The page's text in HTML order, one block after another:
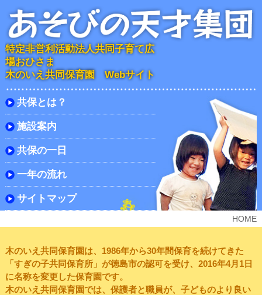
特定非営利活動法人共同子育て広
場おひさま
木のいえ共同保育園 Webサイト
共保とは？
施設案内
共保の一日
一年の流れ
サイトマップ
HOME
木のいえ共同保育園は、1986年から30年間保育を続けてきた
「すぎの子共同保育所」が徳島市の認可を受け、2016年4月1日
に名称を変更した保育園です。
木のいえ共同保育園では、保護者と職員が、子どものより良い